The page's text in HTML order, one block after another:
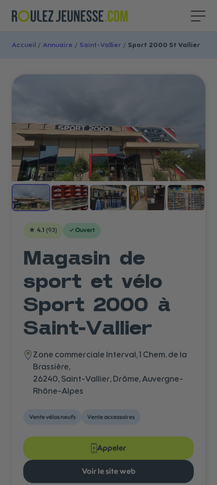
Accueil / Annuaire / Saint-Vallier / Sport 2000 St Vallier
★ 4.1 (93) ✓ Ouvert
Magasin de
sport et vélo
Sport 2000 à
Saint-Vallier
Zone commerciale Interval, 1 Chem. de la
Brassière,
26240, Saint-Vallier, Drôme, Auvergne-
Rhône-Alpes
Vente vélos neufs Vente accessoires
Appeler
Voir le site web